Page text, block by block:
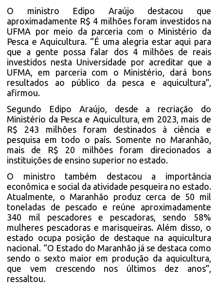
O ministro Edipo Araújo destacou que
aproximadamente R$ 4 milhões foram investidos na
UFMA por meio da parceria com o Ministério da
Pesca e Aquicultura. “É uma alegria estar aqui para
que a gente possa falar dos 4 milhões de reais
investidos nesta Universidade por acreditar que a
UFMA, em parceria com o Ministério, dará bons
resultados ao público da pesca e aquicultura”,
afirmou.
Segundo Edipo Araújo, desde a recriação do
Ministério da Pesca e Aquicultura, em 2023, mais de
R$ 243 milhões foram destinados à ciência e
pesquisa em todo o país. Somente no Maranhão,
mais de R$ 20 milhões foram direcionados a
instituições de ensino superior no estado.
O ministro também destacou a importância
econômica e social da atividade pesqueira no estado.
Atualmente, o Maranhão produz cerca de 50 mil
toneladas de pescado e reúne aproximadamente
340 mil pescadores e pescadoras, sendo 58%
mulheres pescadoras e marisqueiras. Além disso, o
estado ocupa posição de destaque na aquicultura
nacional. “O Estado do Maranhão já se destaca como
sendo o sexto maior em produção da aquicultura,
que vem crescendo nos últimos dez anos”,
ressaltou.